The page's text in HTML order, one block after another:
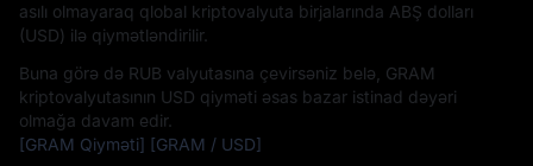
asılı olmayaraq qlobal kriptovalyuta birjalarında ABŞ dolları
(USD) ilə qiymətləndirilir.
Buna görə də RUB valyutasına çevirsəniz belə, GRAM
kriptovalyutasının USD qiyməti əsas bazar istinad dəyəri
olmağa davam edir.
[GRAM Qiyməti] [GRAM / USD]